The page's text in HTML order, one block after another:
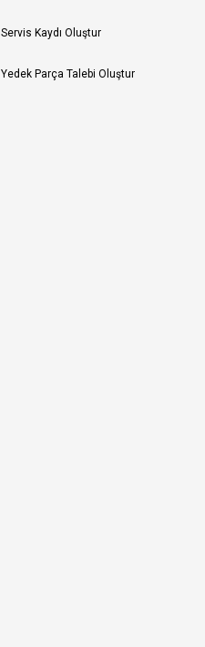
Servis Kaydı Oluştur
Yedek Parça Talebi Oluştur